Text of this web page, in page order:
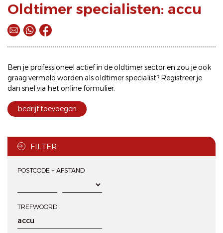
Oldtimer specialisten: accu
Ben je professioneel actief in de oldtimer sector en zou je ook
graag vermeld worden als oldtimer specialist? Registreer je
dan snel via hetonline formulier.
bedrijf toevoegen
FILTER
POSTCODE + AFSTAND
TREFWOORD